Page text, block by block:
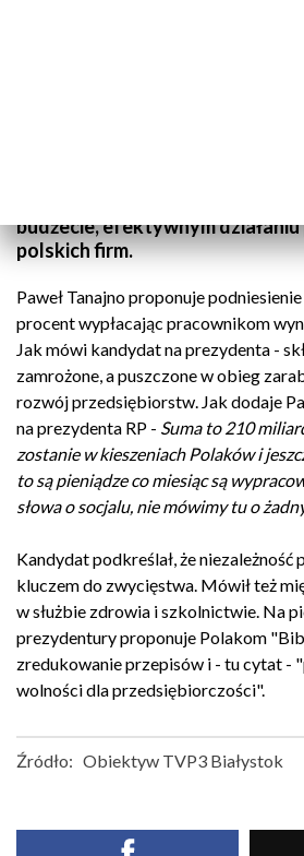
budżecie, efektywnym
polskich firm.
Paweł Tanajno proponuje
procent wypłacając pracownikom
Jak mówi kandydat na prezydenta -
zamrożone, a puszczone w obieg
rozwój przedsiębiorstw. Jak dodaje
na prezydenta RP - Suma to 210
zostanie w kieszeniach Polaków i
to są pieniądze co miesiąc są
słowa o socjalu, nie mówimy tu o
Kandydat podkreślał, że niezależność
kluczem do zwycięstwa. Mówił też
w służbie zdrowia i szkolnictwie. Na
prezydentury proponuje Polakom
zredukowanie przepisów i - tu cytat -
wolności dla przedsiębiorczości".
Źródło: Obiektyw TVP3 Białystok